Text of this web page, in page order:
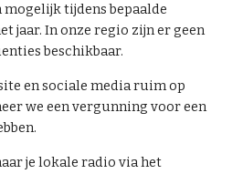
tijdens bepaalde
jaar. In onze regio zijn er geen
beschikbaar.
en sociale media ruim op
we een vergunning voor een
je lokale radio via het